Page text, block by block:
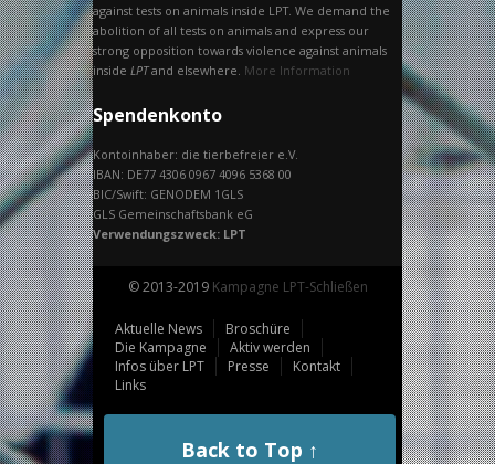
against tests on animals inside LPT. We demand the
abolition of all tests on animals and express our
strong opposition towards violence against animals
inside LPTand elsewhere. More Information
Spendenkonto
Kontoinhaber: die tierbefreier e.V.
IBAN: DE77 4306 0967 4096 5368 00
BIC/Swift: GENODEM 1GLS
GLS Gemeinschaftsbank eG
Verwendungszweck: LPT
© 2013-2019 Kampagne LPT-Schließen
Aktuelle News
Broschüre
Die Kampagne
Aktiv werden
Infos über LPT
Presse
Kontakt
Links
Back to Top ↑